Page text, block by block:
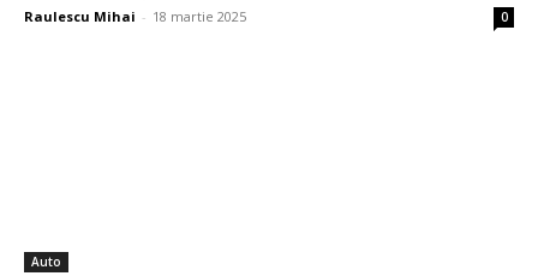
Raulescu Mihai - 18 martie 2025 0
Auto